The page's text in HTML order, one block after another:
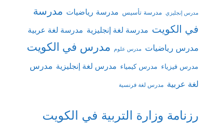
مدرس إنجليزي مدرسة تأسيس مدرسة رياضيات مدرسة
في الكويت مدرسة لغة إنجليزية مدرسة لغة عربية
مدرس رياضيات مدرس علوم مدرس في الكويت
مدرس فيزياء مدرس كيمياء مدرس لغة إنجليزية مدرس
لغة عربية مدرس لغة فرنسية
رزنامة وزارة التربية في الكويت